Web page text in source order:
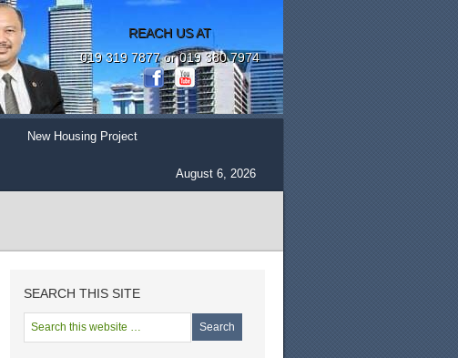
REACH US AT
019 319 7877 or 019 380 7974
New Housing Project
August 6, 2026
SEARCH THIS SITE